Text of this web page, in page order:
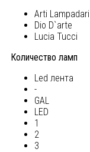
Arti Lampadari
Dio D`arte
Lucia Tucci
Количество ламп
Led лента
-
GAL
LED
1
2
3